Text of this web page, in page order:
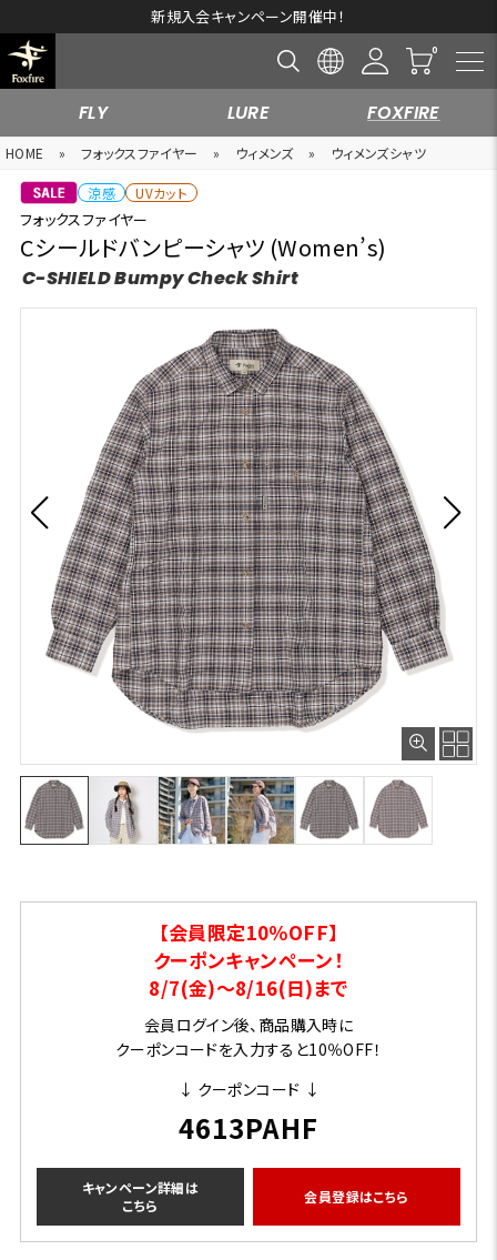
新規入会キャンペーン開催中！
FLY LURE FOXFIRE
HOME » フォックスファイヤー » ウィメンズ » ウィメンズシャツ
涼感 UVカット
フォックスファイヤー
Cシールドバンピーシャツ (Women’s)
C-SHIELD Bumpy Check Shirt
【会員限定10％OFF】
クーポンキャンペーン！
8/7(金)～8/16(日)まで
会員ログイン後、商品購入時に
クーポンコードを入力すると10％OFF！
↓ クーポンコード ↓
4613PAHF
キャンペーン詳細は
こちら
会員登録はこちら